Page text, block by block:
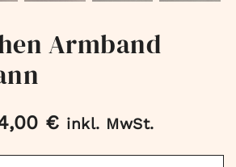
Armband
€ inkl. MwSt.